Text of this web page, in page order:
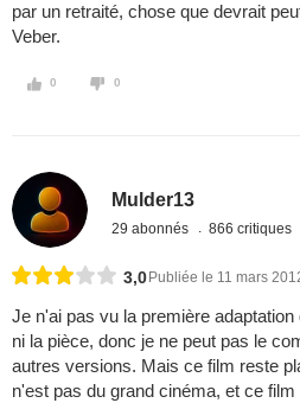
par un retraité, chose que devrait
Veber.
0 0
Mulder13
29 abonnés 866 critiques
3,0 Publiée le 11 mars
Je n'ai pas vu la première
ni la pièce, donc je ne peut pas le
autres versions. Mais ce film reste
n'est pas du grand cinéma, et ce